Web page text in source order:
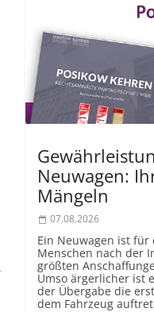
Neuwagen:
Mängeln
07.08.2026
Ein Neuwagen ist für
Menschen nach der
größten
Umso ärgerlicher ist
der Übergabe die
dem Fahrzeug